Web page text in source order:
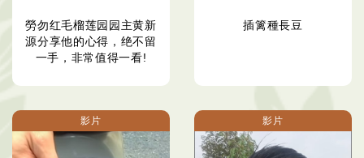
勞勿红毛榴莲园园主黄新
源分享他的心得，绝不留
一手，非常值得一看!
插篱種長豆
影片 影片